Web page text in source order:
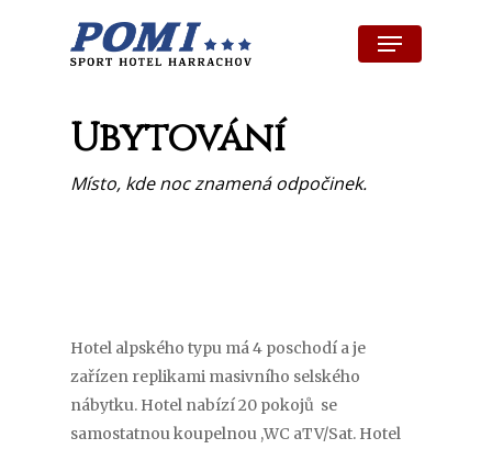
Menu
Ubytování
Místo, kde noc znamená odpočinek.
Hotel alpského typu má 4 poschodí a je
zařízen replikami masivního selského
nábytku. Hotel nabízí 20 pokojů se
samostatnou koupelnou ,WC aTV/Sat. Hotel